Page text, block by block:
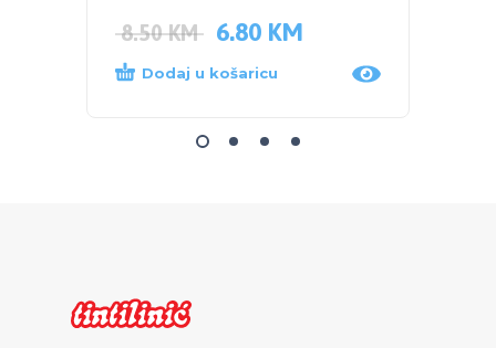
8.50KM 6.80 KM
Dodaj u košaricu